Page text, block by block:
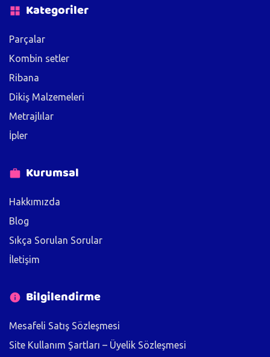
Kategoriler
Parçalar
Kombin setler
Ribana
Dikiş Malzemeleri
Metrajlılar
İpler
Kurumsal
Hakkımızda
Blog
Sıkça Sorulan Sorular
İletişim
Bilgilendirme
Mesafeli Satış Sözleşmesi
Site Kullanım Şartları – Üyelik Sözleşmesi